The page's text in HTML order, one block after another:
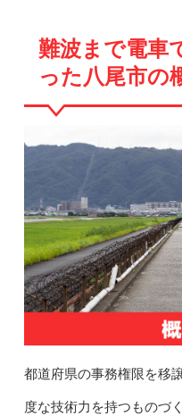
難波まで電車
った八尾市の
都道府県の事務権限を移
度な技術力を持つものづ